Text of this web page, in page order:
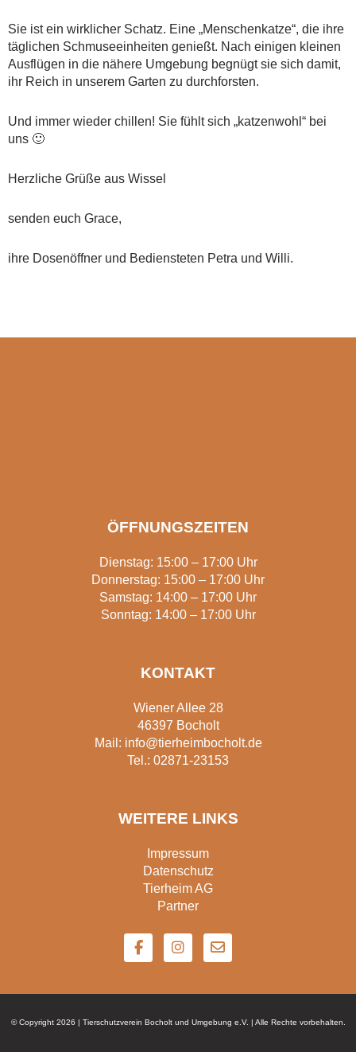
Sie ist ein wirklicher Schatz. Eine „Menschenkatze“, die ihre
täglichen Schmuseeinheiten genießt. Nach einigen kleinen
Ausflügen in die nähere Umgebung begnügt sie sich damit,
ihr Reich in unserem Garten zu durchforsten.
Und immer wieder chillen! Sie fühlt sich „katzenwohl“ bei
uns 🙂
Herzliche Grüße aus Wissel
senden euch Grace,
ihre Dosenöffner und Bediensteten Petra und Willi.
ÖFFNUNGSZEITEN
Dienstag: 15:00 – 17:00 Uhr
Donnerstag: 15:00 – 17:00 Uhr
Samstag: 14:00 – 17:00 Uhr
Sonntag: 14:00 – 17:00 Uhr
KONTAKT
Wiener Allee 28
46397 Bocholt
Mail: info@tierheimbocholt.de
Tel.: 02871-23153
WEITERE LINKS
Impressum
Datenschutz
Tierheim AG
Partner
F
a
b
o
I
n
a
r
E
n
l
p
© Copyright 2026 | Tierschutzverein Bocholt und Umgebung e.V. | Alle Rechte vorbehalten.